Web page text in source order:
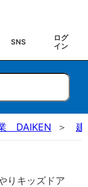
SNS
ログ
イン
DAIKEN 建
りキッズドア